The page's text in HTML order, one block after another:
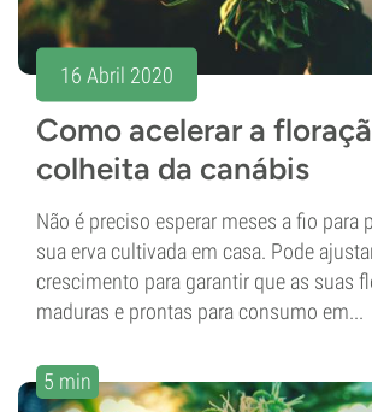
16 Abril 2020
Como acelerar a
colheita da canábis
Não é preciso esperar meses a fio para
sua erva cultivada em casa. Pode
crescimento para garantir que as suas
maduras e prontas para consumo em...
5 min